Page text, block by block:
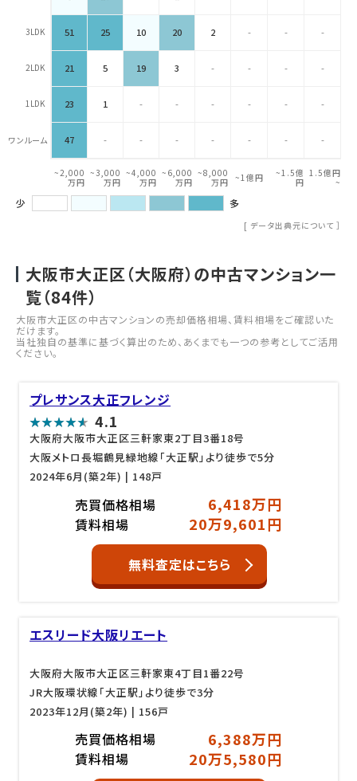
3LDK 51 25 10 20 2 - - -
2LDK 21 5 19 3 - - - -
1LDK 23 1 - - - - - -
ワンルーム 47 - - - - - - -
~2,000
万円
~3,000
万円
~4,000
万円
~6,000
万円
~8,000
万円 ~1億円
~1.5億
円
1.5億円
~
少 多
[ データ出典元について ］
大阪市大正区（大阪府）の中古マンション一
覧（84件）
大阪市大正区の中古マンションの売却価格相場、賃料相場をご確認いた
だけます。
当社独自の基準に基づく算出のため、あくまでも一つの参考としてご活用
ください。
プレサンス大正フレンジ
4.1
大阪府大阪市大正区三軒家東2丁目3番18号
大阪メトロ長堀鶴見緑地線「大正駅」より徒歩で5分
2024年6月(築2年) | 148戸
売買価格相場 6,418万円
賃料相場 20万9,601円
無料査定はこちら
エスリード大阪リエート
大阪府大阪市大正区三軒家東4丁目1番22号
JR大阪環状線「大正駅」より徒歩で3分
2023年12月(築2年) | 156戸
売買価格相場 6,388万円
賃料相場 20万5,580円